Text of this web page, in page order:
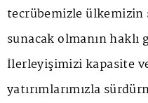
tecrübemizle ülkemizin
sunacak olmanın haklı
İlerleyişimizi kapasite
yatırımlarımızla